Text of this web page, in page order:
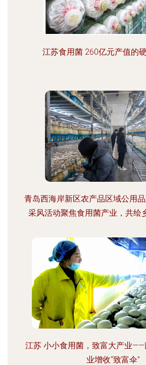
江苏食用菌 260亿元产值的
青岛西海岸新区农产品区域公用
采风活动聚焦食用菌产业，共绘
江苏 小小食用菌，致富大产业
业增收“致富伞”